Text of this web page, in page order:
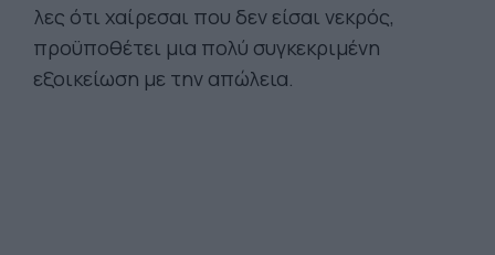
λες ότι χαίρεσαι που δεν είσαι νεκρός,
προϋποθέτει μια πολύ συγκεκριμένη
εξοικείωση με την απώλεια.